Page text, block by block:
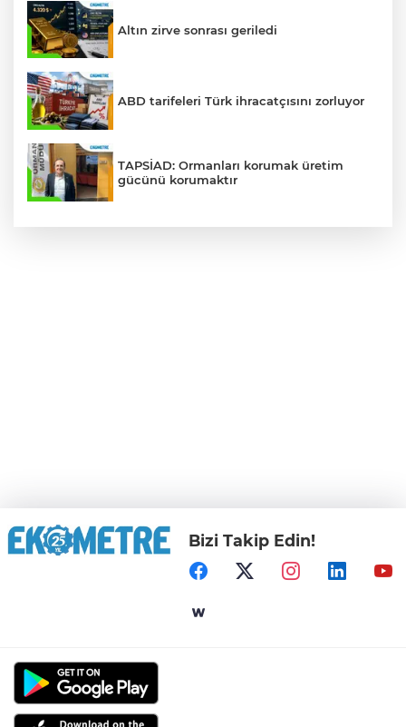
Altın zirve sonrası geriledi
ABD tarifeleri Türk ihracatçısını zorluyor
TAPSİAD: Ormanları korumak üretim
gücünü korumaktır
Bizi Takip Edin!